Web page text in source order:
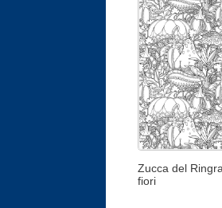
Zucca del
fiori